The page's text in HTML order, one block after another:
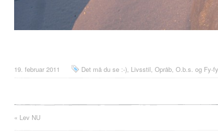
19. februar 2011 Det må du se :-), Livsstil, Opråb, O.b.s. og Fy-
« Lev NU